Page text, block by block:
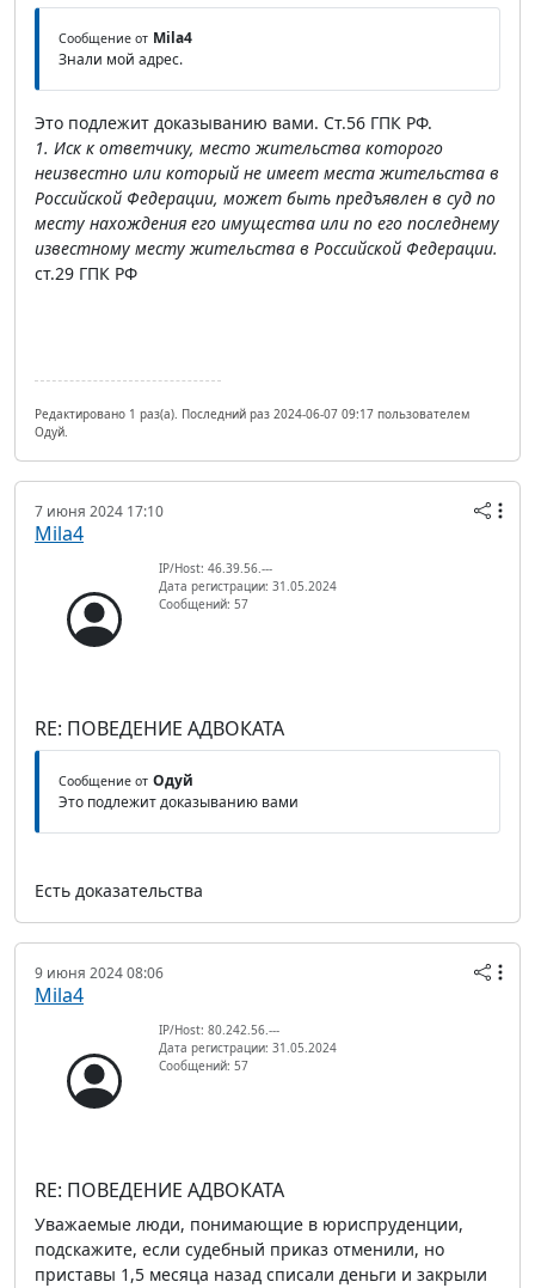
Сообщение от Mila4
Знали мой адрес.
Это подлежит доказыванию вами. Ст.56 ГПК РФ.
1. Иск к ответчику, место жительства которого
неизвестно или который не имеет места жительства в
Российской Федерации, может быть предъявлен в суд по
месту нахождения его имущества или по его последнему
известному месту жительства в Российской Федерации.
ст.29 ГПК РФ
Редактировано 1 раз(а). Последний раз 2024-06-07 09:17 пользователем
Одуй.
7 июня 2024 17:10
Mila4
IP/Host: 46.39.56.---
Дата регистрации: 31.05.2024
Сообщений: 57
RE: ПОВЕДЕНИЕ АДВОКАТА
Сообщение от Одуй
Это подлежит доказыванию вами
Есть доказательства
9 июня 2024 08:06
Mila4
IP/Host: 80.242.56.---
Дата регистрации: 31.05.2024
Сообщений: 57
RE: ПОВЕДЕНИЕ АДВОКАТА
Уважаемые люди, понимающие в юриспруденции,
подскажите, если судебный приказ отменили, но
приставы 1,5 месяца назад списали деньги и закрыли